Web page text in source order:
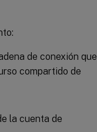
de conexión que
compartido de